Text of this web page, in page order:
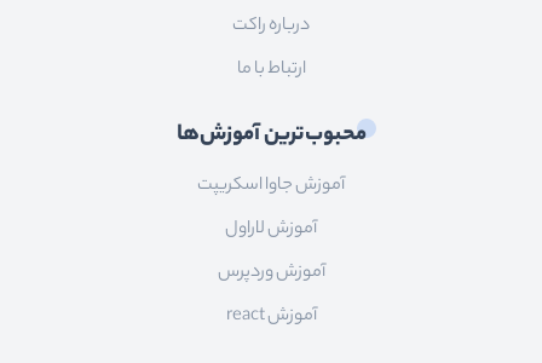
درباره راکت
ارتباط با ما
محبوب‌ترین آموزش‌ها
آموزش جاوا اسکریپت
آموزش لاراول
آموزش وردپرس
آموزش react